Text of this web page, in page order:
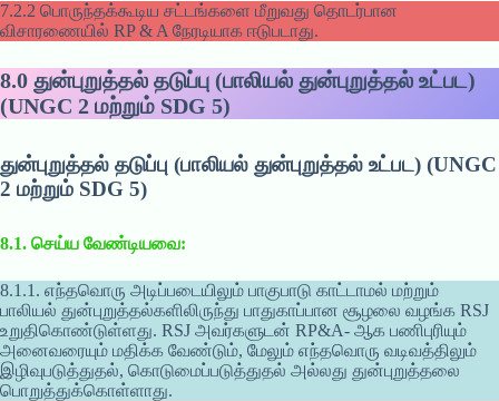
7.2.2 பொருந்தக்கூடிய சட்டங்களை மீறுவது தொடர்பான
விசாரணையில் RP & A நேரடியாக ஈடுபடாது.
8.0 துன்புறுத்தல் தடுப்பு (பாலியல் துன்புறுத்தல் உட்பட)
(UNGC 2 மற்றும் SDG 5)
துன்புறுத்தல் தடுப்பு (பாலியல் துன்புறுத்தல் உட்பட) (UNGC
2 மற்றும் SDG 5)
8.1. செய்ய வேண்டியவை:
8.1.1. எந்தவொரு அடிப்படையிலும் பாகுபாடு காட்டாமல் மற்றும்
பாலியல் துன்புறுத்தல்களிலிருந்து பாதுகாப்பான சூழலை வழங்க RSJ
உறுதிகொண்டுள்ளது. RSJ அவர்களுடன் RP&A- ஆக பணிபுரியும்
அனைவரையும் மதிக்க வேண்டும், மேலும் எந்தவொரு வடிவத்திலும்
இழிவுபடுத்துதல், கொடுமைப்படுத்துதல் அல்லது துன்புறுத்தலை
பொறுத்துக்கொள்ளாது.